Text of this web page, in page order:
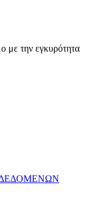
με την εγκυρότητα
ΔΕΔΟΜΕΝΩΝ